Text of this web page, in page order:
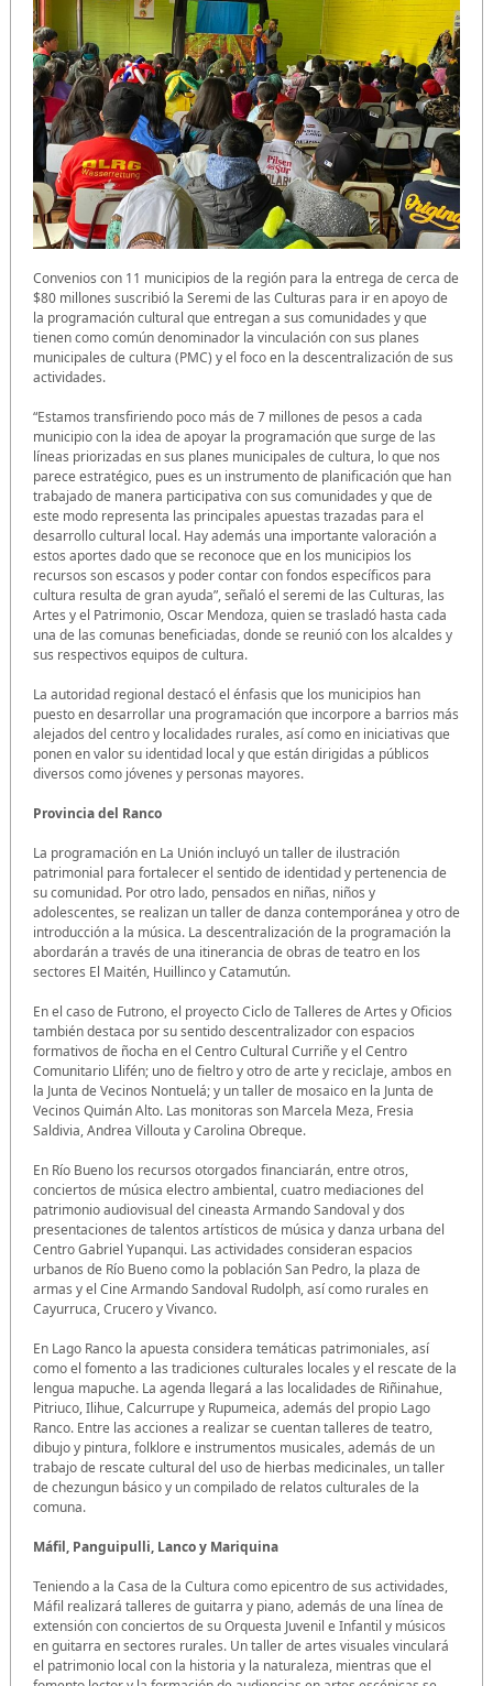
Convenios con 11 municipios de la región para la entrega de cerca de
$80 millones suscribió la Seremi de las Culturas para ir en apoyo de
la programación cultural que entregan a sus comunidades y que
tienen como común denominador la vinculación con sus planes
municipales de cultura (PMC) y el foco en la descentralización de sus
actividades.
“Estamos transfiriendo poco más de 7 millones de pesos a cada
municipio con la idea de apoyar la programación que surge de las
líneas priorizadas en sus planes municipales de cultura, lo que nos
parece estratégico, pues es un instrumento de planificación que han
trabajado de manera participativa con sus comunidades y que de
este modo representa las principales apuestas trazadas para el
desarrollo cultural local. Hay además una importante valoración a
estos aportes dado que se reconoce que en los municipios los
recursos son escasos y poder contar con fondos específicos para
cultura resulta de gran ayuda”, señaló el seremi de las Culturas, las
Artes y el Patrimonio, Oscar Mendoza, quien se trasladó hasta cada
una de las comunas beneficiadas, donde se reunió con los alcaldes y
sus respectivos equipos de cultura.
La autoridad regional destacó el énfasis que los municipios han
puesto en desarrollar una programación que incorpore a barrios más
alejados del centro y localidades rurales, así como en iniciativas que
ponen en valor su identidad local y que están dirigidas a públicos
diversos como jóvenes y personas mayores.
Provincia del Ranco
La programación en La Unión incluyó un taller de ilustración
patrimonial para fortalecer el sentido de identidad y pertenencia de
su comunidad. Por otro lado, pensados en niñas, niños y
adolescentes, se realizan un taller de danza contemporánea y otro de
introducción a la música. La descentralización de la programación la
abordarán a través de una itinerancia de obras de teatro en los
sectores El Maitén, Huillinco y Catamutún.
En el caso de Futrono, el proyecto Ciclo de Talleres de Artes y Oficios
también destaca por su sentido descentralizador con espacios
formativos de ñocha en el Centro Cultural Curriñe y el Centro
Comunitario Llifén; uno de fieltro y otro de arte y reciclaje, ambos en
la Junta de Vecinos Nontuelá; y un taller de mosaico en la Junta de
Vecinos Quimán Alto. Las monitoras son Marcela Meza, Fresia
Saldivia, Andrea Villouta y Carolina Obreque.
En Río Bueno los recursos otorgados financiarán, entre otros,
conciertos de música electro ambiental, cuatro mediaciones del
patrimonio audiovisual del cineasta Armando Sandoval y dos
presentaciones de talentos artísticos de música y danza urbana del
Centro Gabriel Yupanqui. Las actividades consideran espacios
urbanos de Río Bueno como la población San Pedro, la plaza de
armas y el Cine Armando Sandoval Rudolph, así como rurales en
Cayurruca, Crucero y Vivanco.
En Lago Ranco la apuesta considera temáticas patrimoniales, así
como el fomento a las tradiciones culturales locales y el rescate de la
lengua mapuche. La agenda llegará a las localidades de Riñinahue,
Pitriuco, Ilihue, Calcurrupe y Rupumeica, además del propio Lago
Ranco. Entre las acciones a realizar se cuentan talleres de teatro,
dibujo y pintura, folklore e instrumentos musicales, además de un
trabajo de rescate cultural del uso de hierbas medicinales, un taller
de chezungun básico y un compilado de relatos culturales de la
comuna.
Máfil, Panguipulli, Lanco y Mariquina
Teniendo a la Casa de la Cultura como epicentro de sus actividades,
Máfil realizará talleres de guitarra y piano, además de una línea de
extensión con conciertos de su Orquesta Juvenil e Infantil y músicos
en guitarra en sectores rurales. Un taller de artes visuales vinculará
el patrimonio local con la historia y la naturaleza, mientras que el